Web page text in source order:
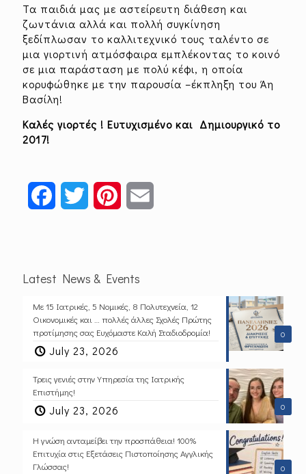
Τα παιδιά μας με αστείρευτη διάθεση και
ζωντάνια αλλά και πολλή συγκίνηση
ξεδίπλωσαν το καλλιτεχνικό τους ταλέντο σε
μια γιορτινή ατμόσφαιρα εμπλέκοντας το κοινό
σε μια παράσταση με πολύ κέφι, η οποία
κορυφώθηκε με την παρουσία –έκπληξη του Άη
Βασίλη!
Καλές γιορτές ! Ευτυχισμένο και Δημιουργικό το
2017!
FacebookTwitter Pinterest
Latest News & Events
0
Με 15 Ιατρικές, 5 Νομικές, 8 Πολυτεχνεία, 12
Οικονομικές και … πολλές άλλες Σχολές Πρώτης
προτίμησης σας Ευχόμαστε Καλή Σταδιοδρομία!
July 23, 2026
0
Τρεις γενιές στην Υπηρεσία της Ιατρικής
Επιστήμης!
July 23, 2026
0
Η γνώση ανταμείβει την προσπάθεια! 100%
Επιτυχία στις Εξετάσεις Πιστοποίησης Αγγλικής
Γλώσσας!